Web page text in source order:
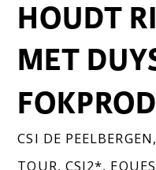
HOUDT
MET
CSI DE PEELBERGEN,
TOUR, CSI2*,